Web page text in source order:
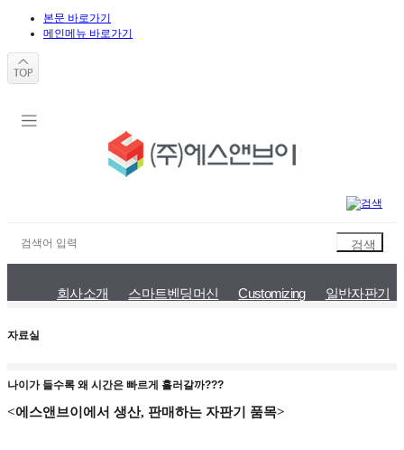
본문 바로가기
메인메뉴 바로가기
회사소개 스마트벤딩머신 Customizing 일반자판기
자료실
나이가 들수록 왜 시간은 빠르게 흘러갈까???
<에스앤브이에서 생산, 판매하는 자판기 품목>